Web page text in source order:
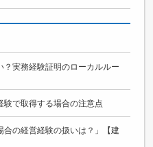
実務経験証明のローカルルー
験で取得する場合の注意点
合の経営経験の扱いは？」【建